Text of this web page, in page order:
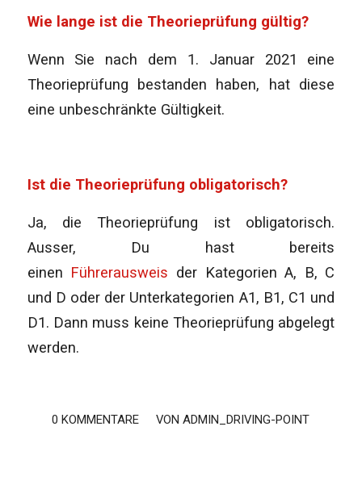
Wie lange ist die Theorieprüfung gültig?
Wenn Sie nach dem 1. Januar 2021 eine
Theorieprüfung bestanden haben, hat diese
eine unbeschränkte Gültigkeit.
Ist die Theorieprüfung obligatorisch?
Ja, die Theorieprüfung ist obligatorisch.
Ausser, Du hast bereits
einen Führerausweis der Kategorien A, B, C
und D oder der Unterkategorien A1, B1, C1 und
D1. Dann muss keine Theorieprüfung abgelegt
werden.
0 KOMMENTARE
/ VONADMIN_DRIVING-POINT